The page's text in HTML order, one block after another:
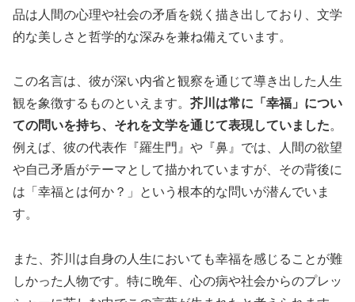
品は人間の心理や社会の矛盾を鋭く描き出しており、文学
的な美しさと哲学的な深みを兼ね備えています。
この名言は、彼が深い内省と観察を通じて導き出した人生
観を象徴するものといえます。 芥川は常に「幸福」につい
ての問いを持ち、それを文学を通じて表現していました。
例えば、彼の代表作『羅生門』や『鼻』では、人間の欲望
や自己矛盾がテーマとして描かれていますが、その背後に
は「幸福とは何か？」という根本的な問いが潜んでいま
す。
また、芥川は自身の人生においても幸福を感じることが難
しかった人物です。特に晩年、心の病や社会からのプレッ